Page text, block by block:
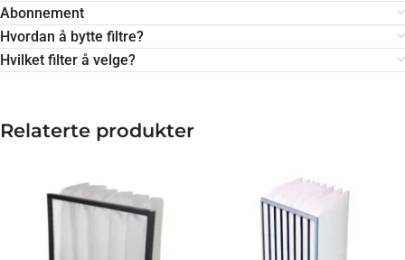
Abonnement
Hvordan å bytte filtre?
Hvilket filter å velge?
Relaterte produkter